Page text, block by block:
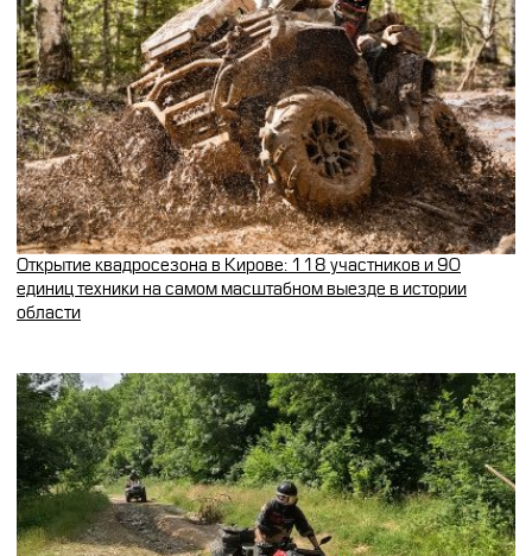
Открытие квадросезона в Кирове: 118 участников и 90
единиц техники на самом масштабном выезде в истории
области